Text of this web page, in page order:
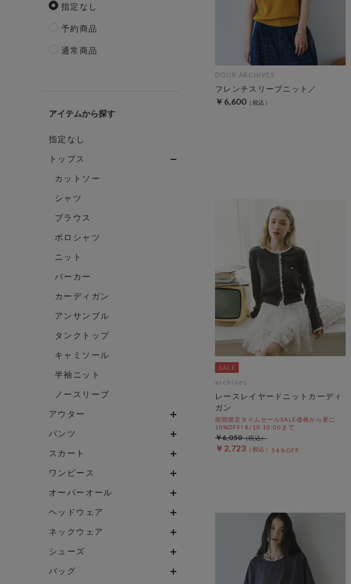
指定なし
予約商品
通常商品
アイテム
指定なし
トップス
カットソー
シャツ
ブラウス
ポロシャツ
ニット
パーカー
カーディガン
アンサンブル
タンクトップ
キャミソール
半袖ニット
ノースリーブ
アウター
パンツ
スカート
ワンピース
オーバーオール
ヘッドウェア
ネックウェア
シューズ
バッグ
DOUX ARCHIVES
フレンチスリーブニット／
￥6,600
archives
レースレイヤードニットカーディ
ガン
期間限定タイムセールSALE価格から更に
10%OFF! 8/10 10:00まで
￥2,723 54％OFF
￥6,050